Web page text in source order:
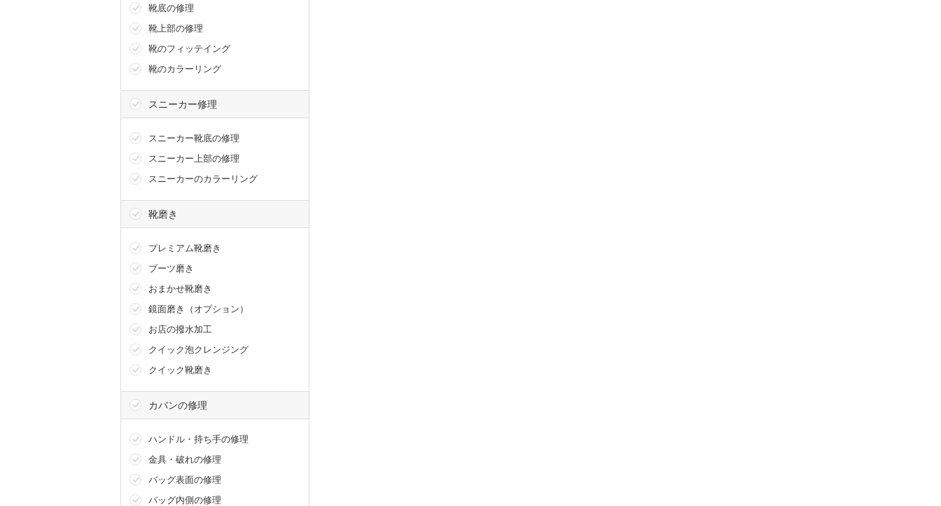
靴底の修理
靴上部の修理
靴のフィッテイング
靴のカラーリング
スニーカー修理
スニーカー靴底の修理
スニーカー上部の修理
スニーカーのカラーリング
靴磨き
プレミアム靴磨き
ブーツ磨き
おまかせ靴磨き
鏡面磨き（オプション）
お店の撥水加工
クイック泡クレンジング
クイック靴磨き
カバンの修理
ハンドル・持ち手の修理
金具・破れの修理
バッグ表面の修理
バッグ内側の修理